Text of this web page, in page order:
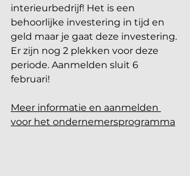
interieurbedrijf! Het is een
behoorlijke investering in tijd en
geld maar je gaat deze investering.
Er zijn nog 2 plekken voor deze
periode. Aanmelden sluit 6
februari!
Meer informatie en aanmelden
voor het ondernemersprogramma